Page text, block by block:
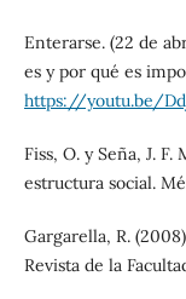
Enterarse. (22 de
es y por qué es
https://youtu.be/
Fiss, O. y Seña, J.
estructura social.
Gargarella, R.
Revista de la